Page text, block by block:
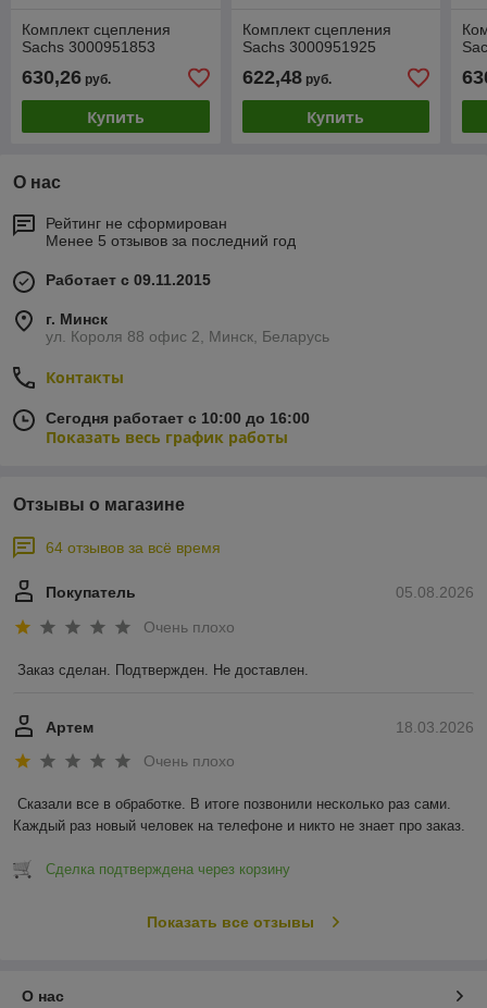
Комплект сцепления
Sachs 3000951853
630,26 руб.
Купить
Комплект сцепления
Sachs 3000951925
622,48руб.
Купить
О нас
Рейтинг не сформирован
Менее 5 отзывов за последний год
Работает с 09.11.2015
г. Минск
ул. Короля 88 офис 2, Минск, Беларусь
Контакты
Сегодня работает с 10:00 до 16:00
Показать весь график работы
Отзывы о магазине
64 отзывов за всё время
05.08.2026
Покупатель
Очень плохо
Заказ сделан. Подтвержден. Не доставлен.
18.03.2026
Артем
Очень плохо
Сказали все в обработке. В итоге позвонили несколько раз сами.
Каждый раз новый человек на телефоне и никто не знает про заказ.
Сделка подтверждена через корзину
Показать все отзывы
О нас